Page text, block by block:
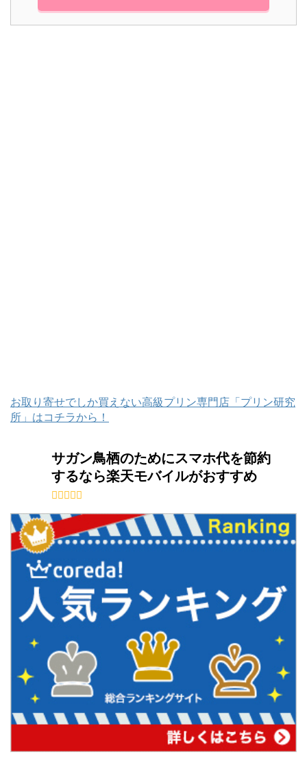
お取り寄せでしか買えない高級プリン専門店「プリン研究
所」はコチラから！
サガン鳥栖のためにスマホ代を節約
するなら楽天モバイルがおすすめ